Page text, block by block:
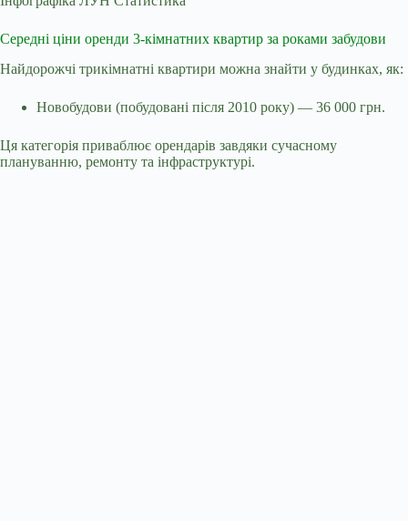
Середні ціни оренди 3-кімнатних квартир за роками забудови
Найдорожчі трикімнатні квартири можна знайти у будинках, як:
Новобудови (побудовані після 2010 року) — 36 000 грн.
Ця категорія приваблює орендарів завдяки сучасному
плануванню, ремонту та інфраструктурі.